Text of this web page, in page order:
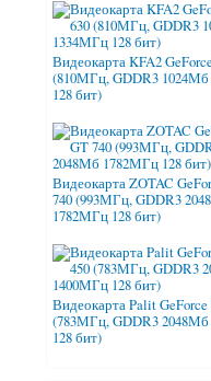
Видеокарта KFA2
(810МГц, GDDR3
128 бит)
Видеокарта ZOTAC
740 (993МГц, GDDR3
1782МГц 128 бит)
Видеокарта Palit GeForce
(783МГц, GDDR3
128 бит)